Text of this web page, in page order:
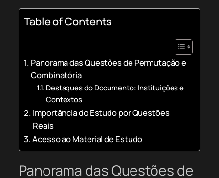
Table of Contents
Panorama das Questões de Permutação e
Combinatória
Destaques do Documento: Instituições e
Contextos
Importância do Estudo por Questões
Reais
Acesso ao Material de Estudo
Panorama das Questões de